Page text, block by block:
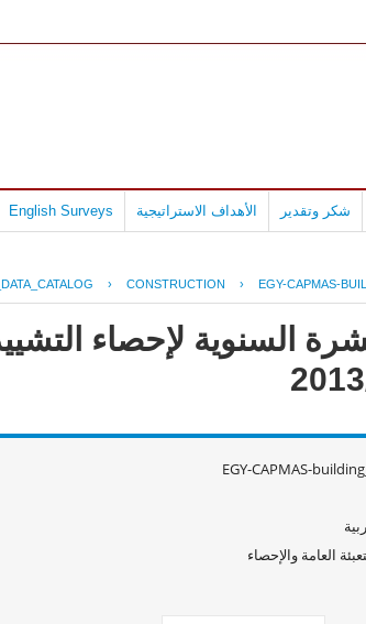
شكر وتقدير الأهداف الاستراتيجية English Surveys
› CONSTRUCTION › EGY-CAPMAS-
السنوية لإحصاء
EGY-CAPMAS-
العامة والإحصاء